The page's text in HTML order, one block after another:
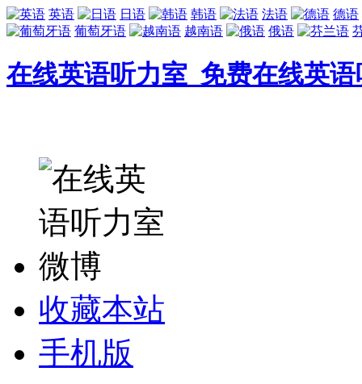
英语 日语 韩语 法语
德语
葡萄牙语
越南语 俄语
在线英语听力室_免费在线英
收藏本站
手机版